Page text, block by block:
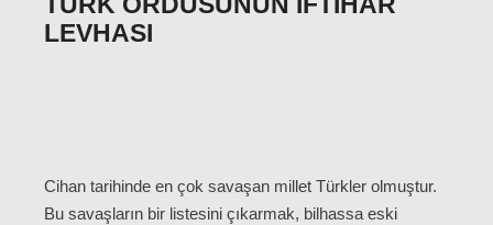
LEVHASI
Cihan tarihinde en çok savaşan millet Türkler olmuştur.
Bu savaşların bir listesini çıkarmak, bilhassa eski